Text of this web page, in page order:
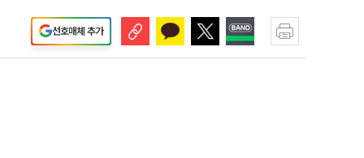
선호매체 추가